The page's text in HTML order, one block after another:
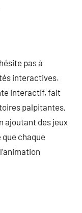
pas à
interactives.
interactif, fait
palpitantes,
ajoutant des jeux
que chaque